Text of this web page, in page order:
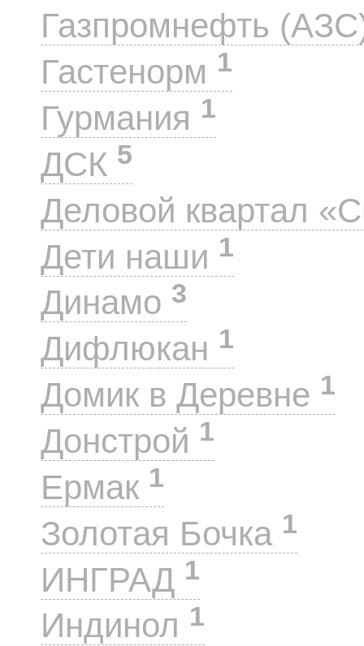
Газпромнефть
Гастенорм 1
Гурмания 1
ДСК 5
Деловой квартал
Дети наши 1
Динамо 3
Дифлюкан 1
Домик в Деревне 1
Донстрой 1
Ермак 1
Золотая Бочка 1
ИНГРАД 1
Индинол 1